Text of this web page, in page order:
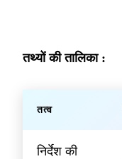
तथ्यों की तालिका :
तत्व
निर्देश की